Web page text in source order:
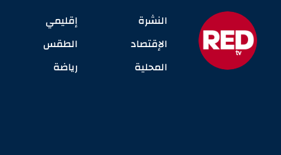
النشرة
الإقتصاد
المحلية
إقليمي
الطقس
رياضة